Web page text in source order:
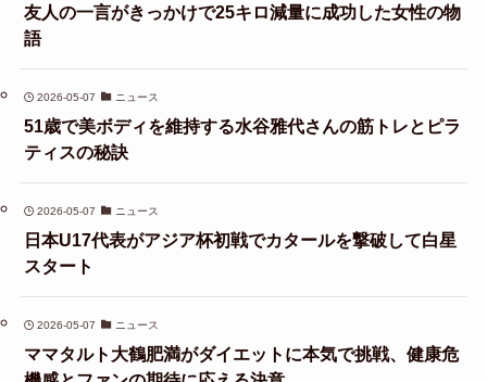
友人の一言がきっかけで25キロ減量に成功した女性の物
語
2026-05-07 ニュース
51歳で美ボディを維持する水谷雅代さんの筋トレとピラ
ティスの秘訣
2026-05-07 ニュース
日本U17代表がアジア杯初戦でカタールを撃破して白星
スタート
2026-05-07 ニュース
ママタルト大鶴肥満がダイエットに本気で挑戦、健康危